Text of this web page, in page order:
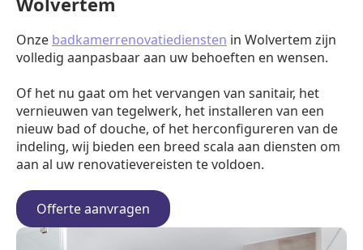
Onze badkamerrenovatiediensten in Wolvertem zijn
volledig aanpasbaar aan uw behoeften en wensen.
Of het nu gaat om het vervangen van sanitair, het
vernieuwen van tegelwerk, het installeren van een
nieuw bad of douche, of het herconfigureren van de
indeling, wij bieden een breed scala aan diensten om
aan al uw renovatievereisten te voldoen.
Offerte aanvragen